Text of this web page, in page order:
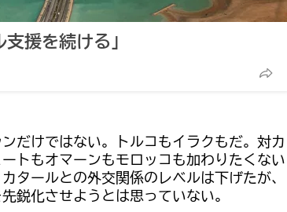
援を続ける」
だけではない。トルコもイラクもだ。対カ
トもオマーンもモロッコも加わりたくない
タールとの外交関係のレベルは下げたが、
鋭化させようとは思っていない。